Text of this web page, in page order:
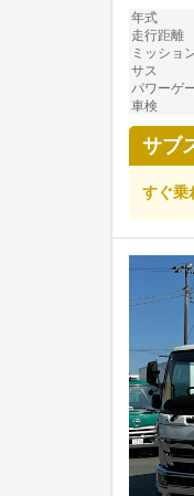
年式
走行距離
ミッショ
サス
パワーゲ
車検
サブ
すぐ乗